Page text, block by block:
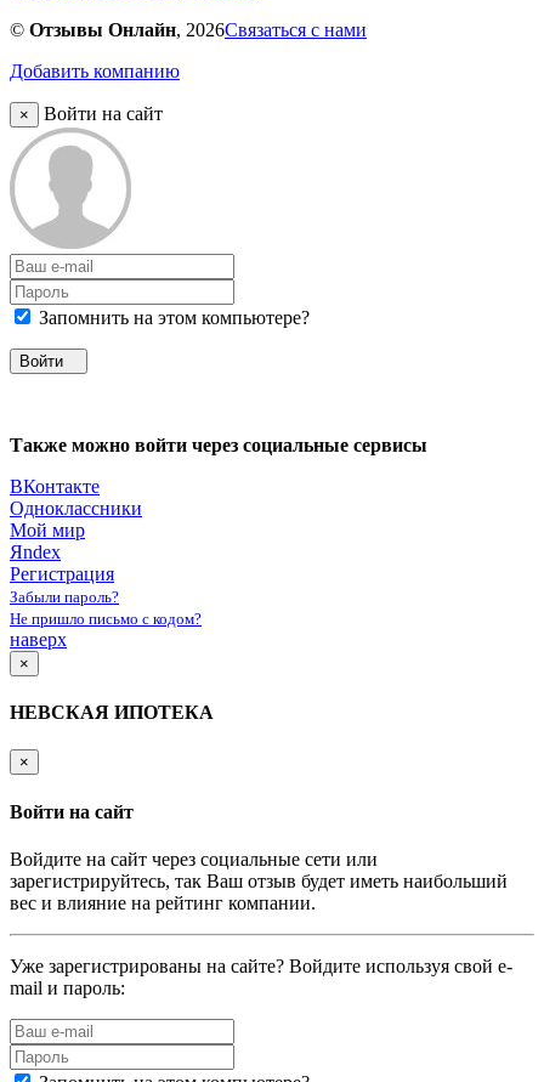
© Отзывы Онлайн, 2026Связаться с нами
Добавить компанию
× Войти на сайт
Запомнить на этом компьютере?
Войти
Также можно войти через социальные сервисы
ВКонтакте
Одноклассники
Мой мир
Яndex
Регистрация
Забыли пароль?
Не пришло письмо с кодом?
наверх
×
НЕВСКАЯ ИПОТЕКА
×
Войти на сайт
Войдите на сайт через социальные сети или
зарегистрируйтесь, так Ваш отзыв будет иметь наибольший
вес и влияние на рейтинг компании.
Уже зарегистрированы на сайте? Войдите используя свой e-
mail и пароль: